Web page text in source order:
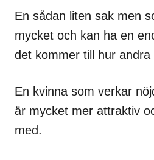
En sådan liten sak men
mycket och kan ha en
det kommer till hur andra
En kvinna som verkar
är mycket mer attraktiv
med.